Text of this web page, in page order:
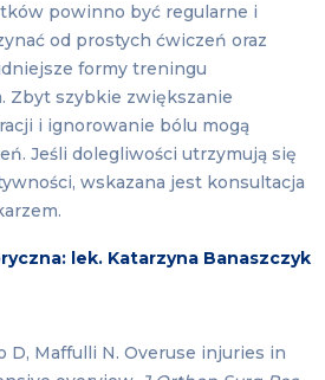
powinno być regularne i
od prostych ćwiczeń oraz
formy treningu
Zbyt szybkie zwiększanie
i ignorowanie bólu mogą
Jeśli dolegliwości utrzymują się
wskazana jest konsultacja
lek. Katarzyna Banaszczyk
D, Maffulli N. Overuse injuries in